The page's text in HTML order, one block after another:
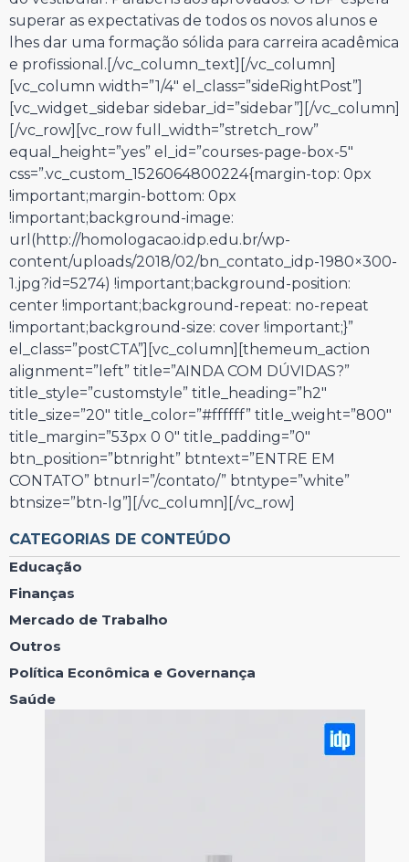
superar as expectativas de todos os novos alunos e
lhes dar uma formação sólida para carreira acadêmica
e profissional. [/vc_column_text][/vc_column]
[vc_column width=”1/4″ el_class=”sideRightPost”]
[vc_widget_sidebar sidebar_id=”sidebar”][/vc_column]
[/vc_row][vc_row full_width=”stretch_row”
equal_height=”yes” el_id=”courses-page-box-5″
css=”.vc_custom_1526064800224{margin-top: 0px
!important;margin-bottom: 0px
!important;background-image:
url(http://homologacao.idp.edu.br/wp-
content/uploads/2018/02/bn_contato_idp-1980×300-
1.jpg?id=5274) !important;background-position:
center !important;background-repeat: no-repeat
!important;background-size: cover !important;}”
el_class=”postCTA”][vc_column][themeum_action
alignment=”left” title=”AINDA COM DÚVIDAS?”
title_style=”customstyle” title_heading=”h2″
title_size=”20″ title_color=”#ffffff” title_weight=”800″
title_margin=”53px 0 0″ title_padding=”0″
btn_position=”btnright” btntext=”ENTRE EM
CONTATO” btnurl=”/contato/” btntype=”white”
btnsize=”btn-lg”][/vc_column][/vc_row]
CATEGORIAS DE CONTEÚDO
Educação
Finanças
Mercado de Trabalho
Outros
Política Econômica e Governança
Saúde